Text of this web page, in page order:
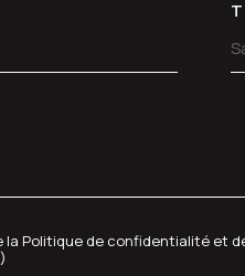
la Politique de confidentialité et